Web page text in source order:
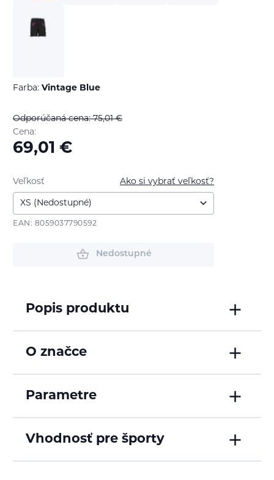
Farba: Vintage Blue
Odporúčaná cena: 75,01€
Cena:
69,01 €
Ako si vybrať veľkosť?
Veľkosť
EAN: 8059037790592
Nedostupné
Popis produktu
O značce
Parametre
Vhodnosť pre športy